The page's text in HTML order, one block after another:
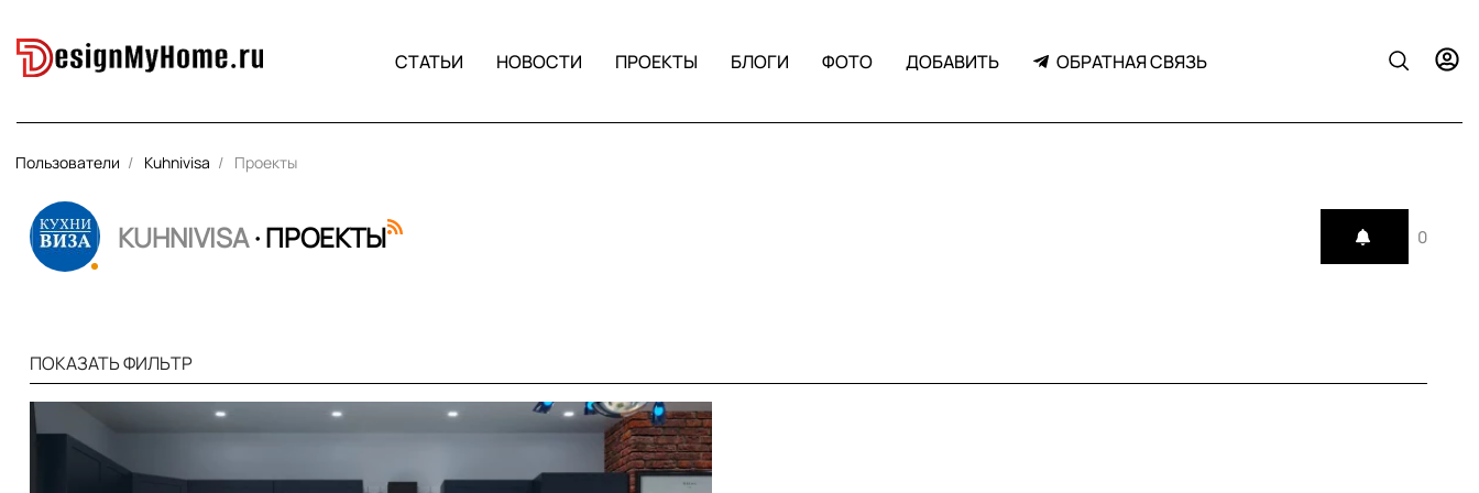
СТАТЬИ НОВОСТИ ПРОЕКТЫ БЛОГИ ФОТО ДОБАВИТЬ ОБРАТНАЯ СВЯЗЬ
Пользователи Kuhnivisa Проекты
KUHNIVISA· ПРОЕКТЫ 0
ПОКАЗАТЬ ФИЛЬТР